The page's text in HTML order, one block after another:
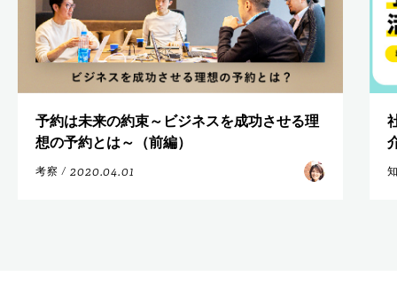
予約は未来の約束～ビジネスを成功させる理
想の予約とは～（前編）
考察 / 2020.04.01